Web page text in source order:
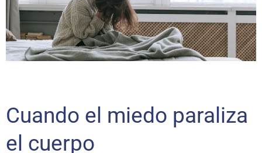
Cuando el miedo paraliza
el cuerpo